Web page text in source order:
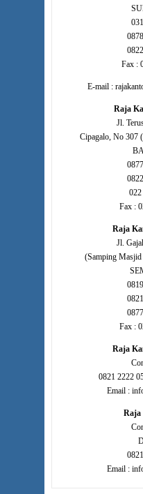
Fax :
E-mail :
Raja
Jl.
Cipagalo, No 307
Fax :
Raja
Jl.
(Samping Masjid
Fax :
Raja
0821 2222
Email :
Raja
Email :